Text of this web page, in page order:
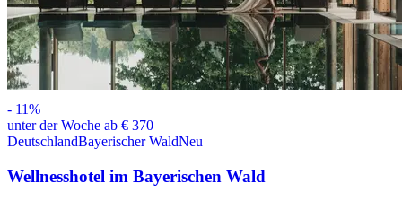
- 11%
unter der Woche ab € 370
DeutschlandBayerischer WaldNeu
Wellnesshotel im Bayerischen Wald